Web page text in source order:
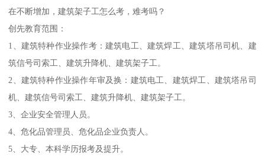
在不断增加，建筑架子工怎么考，难考吗？
创先教育范围：
1、建筑特种作业操作考：建筑电工、建筑焊工、建筑塔吊司机、建
筑信号司索工、建筑升降机、建筑架子工。
2、建筑特种作业操作年审及换：建筑电工、建筑焊工、建筑塔吊司
机、建筑信号司索工、建筑升降机、建筑架子工。
3、企业安全管理人员。
4、危化品管理员、危化品企业负责人。
5、大专、本科学历报考及提升。